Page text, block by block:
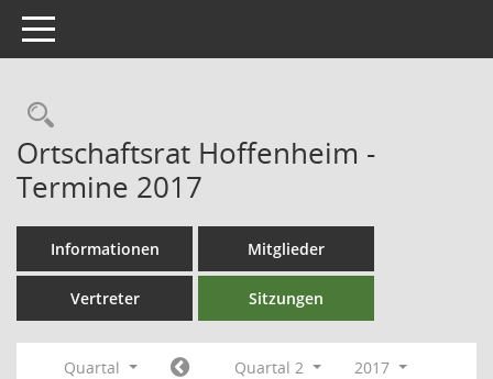
Toggle navigation
Ortschaftsrat Hoffenheim -
Termine 2017
Informationen Mitglieder
Vertreter Sitzungen
Quartal Quartal 2
2017